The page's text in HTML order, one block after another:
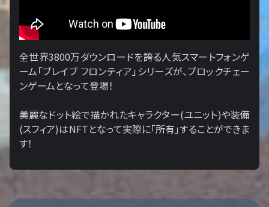
全世界3800万ダウンロードを誇る人気スマートフォンゲ
ーム「ブレイブ フロンティア」シリーズが、ブロックチェー
ンゲームとなって登場！
美麗なドット絵で描かれたキャラクター(ユニット)や装備
(スフィア)はNFTとなって実際に「所有」することができま
す！